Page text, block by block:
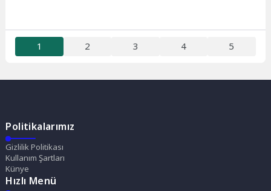
1 2 3 4 5
Politikalarımız
Gizlilik Politikası
Kullanım Şartları
Künye
Hızlı Menü